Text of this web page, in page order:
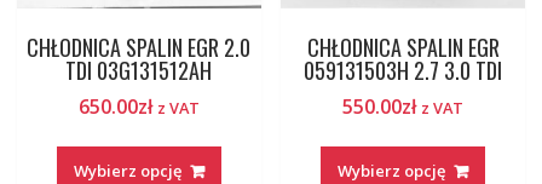
CHŁODNICA SPALIN EGR 2.0
TDI 03G131512AH
650.00zł z VAT
Wybierz opcję
CHŁODNICA SPALIN EGR
059131503H 2.7 3.0 TDI
550.00zł z VAT
Wybierz opcję